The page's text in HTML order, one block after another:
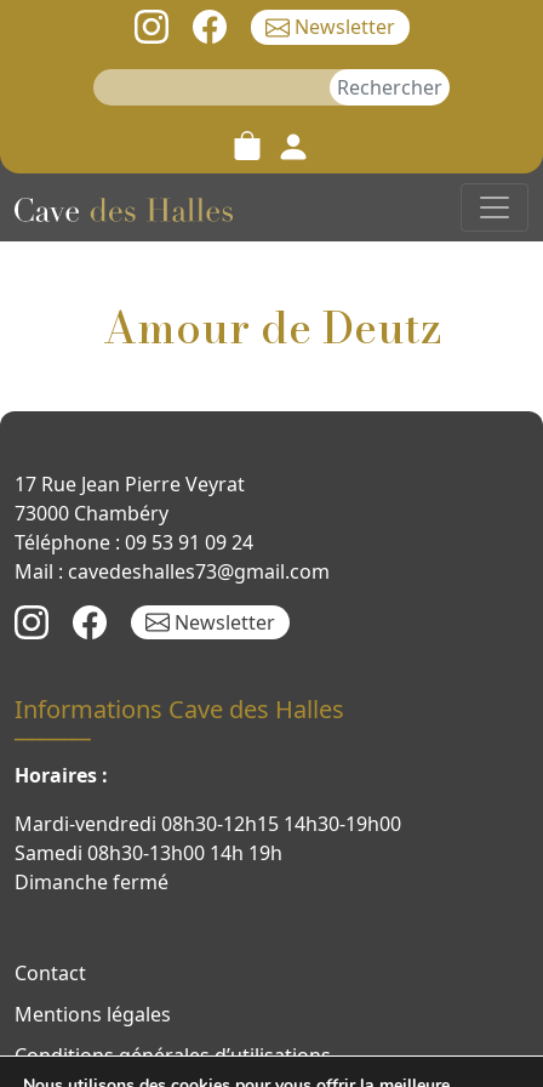
Newsletter
Rechercher :
Amour de Deutz
17 Rue Jean Pierre Veyrat
73000 Chambéry
Téléphone : 09 53 91 09 24
Mail : cavedeshalles73@gmail.com
Newsletter
Informations Cave des Halles
Horaires :
Mardi-vendredi 08h30-12h15 14h30-19h00
Samedi 08h30-13h00 14h 19h
Dimanche fermé
Contact
Mentions légales
Conditions générales d’utilisations